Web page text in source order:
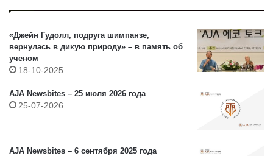
«Джейн Гудолл, подруга шимпанзе,
вернулась в дикую природу» – в память об
ученом
18-10-2025
AJA Newsbites – 25 июля 2026 года
25-07-2026
AJA Newsbites – 6 сентября 2025 года